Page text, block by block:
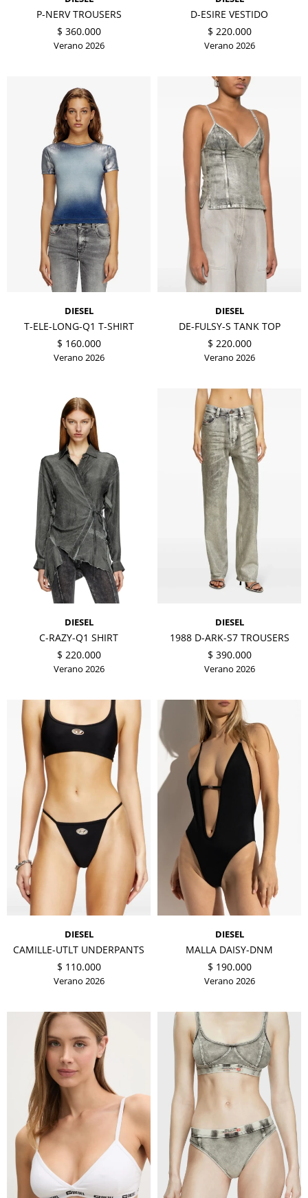
P-NERV TROUSERS
$ 360.000
Verano 2026
D-ESIRE VESTIDO
$ 220.000
Verano 2026
DIESEL
T-ELE-LONG-Q1 T-SHIRT
$ 160.000
Verano 2026
DIESEL
DE-FULSY-S TANK TOP
$ 220.000
Verano 2026
DIESEL
C-RAZY-Q1 SHIRT
$ 220.000
Verano 2026
DIESEL
1988 D-ARK-S7 TROUSERS
$ 390.000
Verano 2026
DIESEL
CAMILLE-UTLT UNDERPANTS
$ 110.000
Verano 2026
DIESEL
MALLA DAISY-DNM
$ 190.000
Verano 2026